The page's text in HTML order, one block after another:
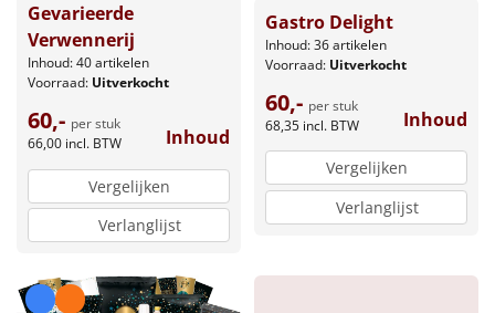
Slowcooker
Noodradio NIEUW
Deken (fleece plaid)
Alle artikelen
Overige
Ideeën
Gevarieerde
Verwennerij
Inhoud: 40 artikelen
Voorraad: Uitverkocht
60,- per stuk
66,00 incl. BTW Inhoud
Vergelijken
Verlanglijst
Gastro Delight
Inhoud: 36 artikelen
Voorraad: Uitverkocht
60,- per stuk
68,35 incl. BTW Inhoud
Vergelijken
Verlanglijst